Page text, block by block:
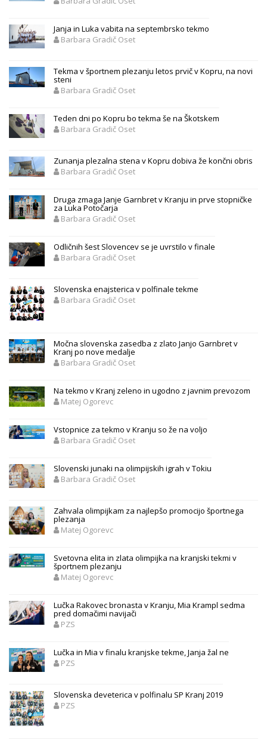
Janja in Luka vabita na septembrsko tekmo
Barbara Gradič Oset
Tekma v športnem plezanju letos prvič v Kopru, na novi
steni
Barbara Gradič Oset
Teden dni po Kopru bo tekma še na Škotskem
Barbara Gradič Oset
Zunanja plezalna stena v Kopru dobiva že končni obris
Barbara Gradič Oset
Druga zmaga Janje Garnbret v Kranju in prve stopničke
za Luka Potočarja
Barbara Gradič Oset
Odličnih šest Slovencev se je uvrstilo v finale
Barbara Gradič Oset
Slovenska enajsterica v polfinale tekme
Barbara Gradič Oset
Močna slovenska zasedba z zlato Janjo Garnbret v
Kranj po nove medalje
Barbara Gradič Oset
Na tekmo v Kranj zeleno in ugodno z javnim prevozom
Matej Ogorevc
Vstopnice za tekmo v Kranju so že na voljo
Barbara Gradič Oset
Slovenski junaki na olimpijskih igrah v Tokiu
Barbara Gradič Oset
Zahvala olimpijkam za najlepšo promocijo športnega
plezanja
Matej Ogorevc
Svetovna elita in zlata olimpijka na kranjski tekmi v
športnem plezanju
Matej Ogorevc
Lučka Rakovec bronasta v Kranju, Mia Krampl sedma
pred domačimi navijači
PZS
Lučka in Mia v finalu kranjske tekme, Janja žal ne
PZS
Slovenska deveterica v polfinalu SP Kranj 2019
PZS